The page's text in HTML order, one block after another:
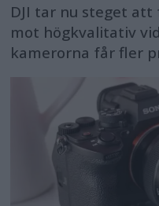
DJI tar nu steget
mot högkvalitativ
kamerorna får fler